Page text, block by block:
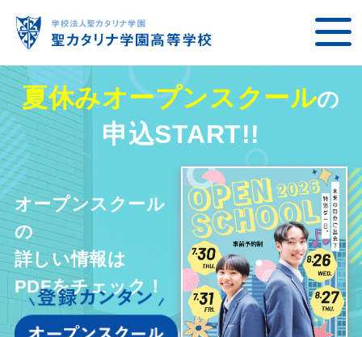
夏休みオープンスクールの
申込START!!
オープンスクール
の
詳しい情報は
PDFをチェック！